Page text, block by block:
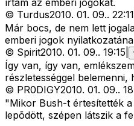
írtam az emberi jogokat.
© Turdus2010. 01. 09.. 22:11
Már bocs, de nem lett
emberi jogok
© Spirit2010. 01. 09.. 19:15
Így van, így van,
részletességgel belemenni,
© PR0DIGY2010. 01. 09..
"Mikor Bush-t értesítették
lepõdött, szépen látszik a